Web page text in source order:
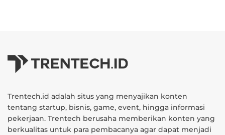
Trentech.id adalah situs yang menyajikan konten
tentang startup, bisnis, game, event, hingga informasi
pekerjaan. Trentech berusaha memberikan konten yang
berkualitas untuk para pembacanya agar dapat menjadi